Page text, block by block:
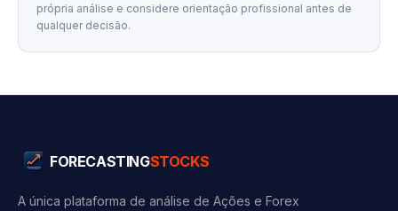
própria análise e considere orientação profissional antes de
qualquer decisão.
FORECASTINGSTOCKS
A única plataforma de análise de Ações e Forex